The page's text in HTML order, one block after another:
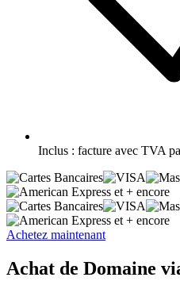
Inclus : facture avec TVA
et + encore
et + encore
Achetez maintenant
Achat de Domaine